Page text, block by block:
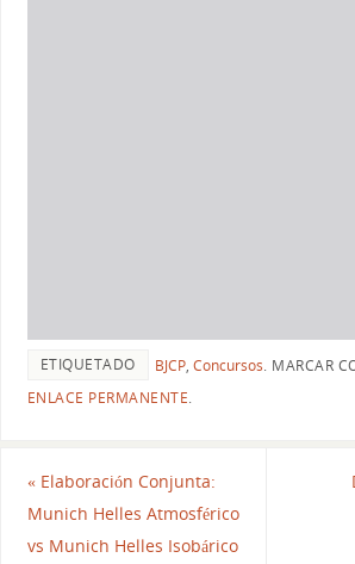
ETIQUETADO BJCP, Concursos. MARCAR
ENLACE PERMANENTE.
«Elaboración Conjunta:
Munich Helles Atmosférico
vs Munich Helles Isobárico